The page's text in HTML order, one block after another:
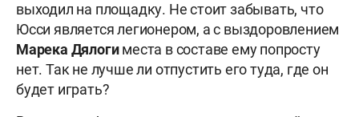
выходил на площадку. Не стоит забывать, что
Юсси является легионером, а с выздоровлением
Марека Дялогиместа в составе ему попросту
нет. Так не лучше ли отпустить его туда, где он
будет играть?